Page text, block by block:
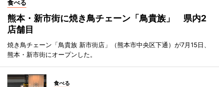
食べる
熊本・新市街に焼き鳥チェーン「鳥貴族」 県内2
店舗目
焼き鳥チェーン「鳥貴族 新市街店」（熊本市中央区下通）が7月15日、
熊本・新市街にオープンした。
食べる